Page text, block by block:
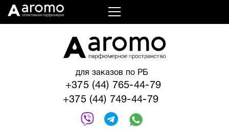
для заказов по РБ
+375 (44) 765-44-79
+375 (44) 749-44-79